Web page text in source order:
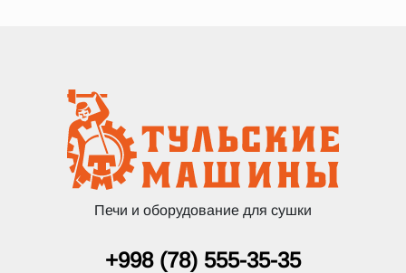
Печи и оборудование для сушки
+998 (78) 555-35-35